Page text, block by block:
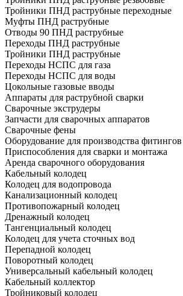
Тройники ПНД раструбные переходные
Муфты ПНД раструбные
Отводы 90 ПНД раструбные
Переходы ПНД раструбные
Тройники ПНД раструбные
Переходы НСПС для газа
Переходы НСПС для воды
Цокольные газовые вводы
Аппараты для раструбной сварки
Сварочные экструдеры
Запчасти для сварочных аппаратов
Сварочные фены
Оборудование для производства фитингов
Приспособления для сварки и монтажа
Аренда сварочного оборудования
Кабельный колодец
Колодец для водопровода
Канализационный колодец
Противопожарный колодец
Дренажный колодец
Тангенциальный колодец
Колодец для учета сточных вод
Перепадной колодец
Поворотный колодец
Универсальный кабельный колодец
Кабельный коллектор
Тройниковый колодец